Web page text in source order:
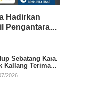
Hadirkan
Pengantaran
Penerima
Sebatang Kara,
Kallang Terima
dari Laznas
2026